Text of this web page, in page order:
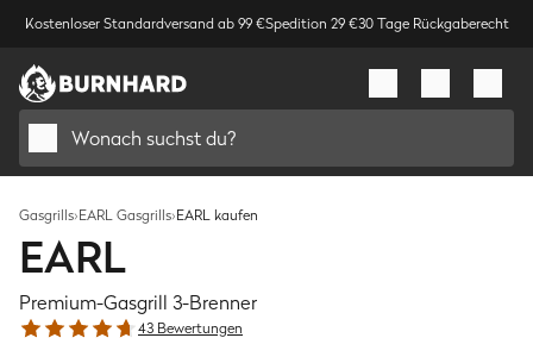
Kostenloser Standardversand ab 99 €Spedition 29 €30 Tage Rückgaberecht
Wonach suchst du?
Gasgrills›EARL Gasgrills›EARL kaufen
EARL
Premium-Gasgrill 3-Brenner
43 Bewertungen